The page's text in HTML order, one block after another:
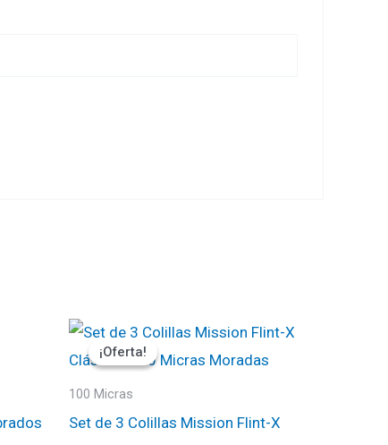
¡Oferta!
¡Oferta!
100 Micras
Set de 3 Colillas Mission Flint-X
El
precio
original
₡1000.
El
precio
actual